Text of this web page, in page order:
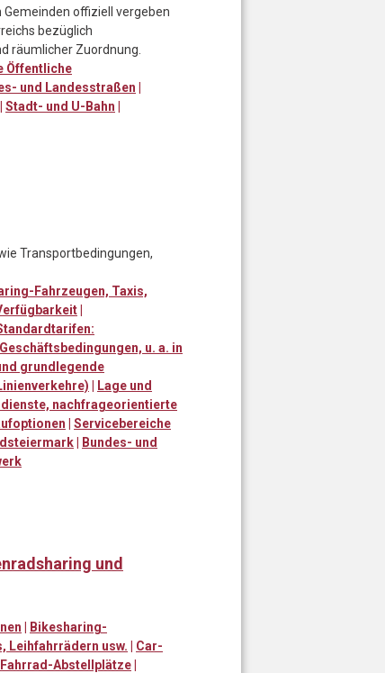
offiziell vergeben
bezüglich
räumlicher Zuordnung.
Öffentliche
und Landesstraßen |
| Stadt- und U-Bahn |
Transportbedingungen,
Fahrzeugen, Taxis,
|
u. a. in
grundlegende
| Lage und
nachfrageorientierte
| Servicebereiche
| Bundes- und
und
| Bikesharing-
Leihfahrrädern usw. | Car-
Abstellplätze|